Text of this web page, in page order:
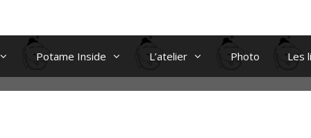
Potame Inside L’atelier Photo Les